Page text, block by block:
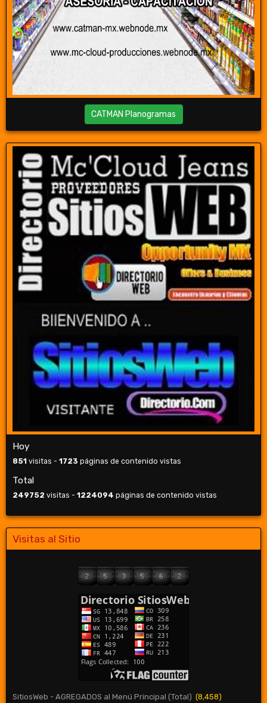
CATMAN Planogramas
Hoy
851 visitas - 1723 páginas de contenido vistas
Total
249752 visitas - 1224094 páginas de contenido vistas
Visitas al Sitio
SitiosWeb - AGREGADOS al Menú Principal (Total) (8,458)